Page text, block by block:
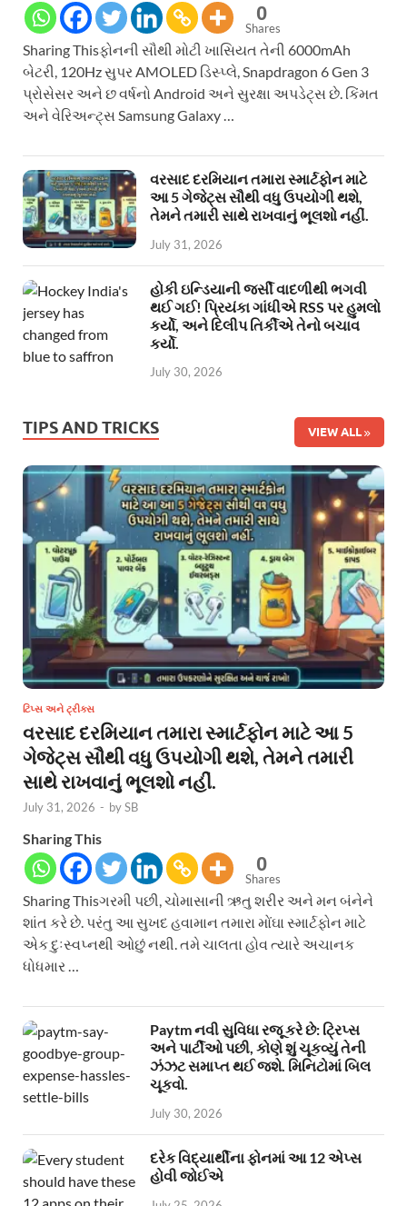
0
Shares
Sharing Thisફોનની સૌથી મોટી ખાસિયત તેની 6000mAh
બેટરી, 120Hz સુપર AMOLED ડિસ્પ્લે, Snapdragon 6 Gen 3
પ્રોસેસર અને છ વર્ષનો Android અને સુરક્ષા અપડેટ્સ છે. કિંમત
અને વેરિઅન્ટ્સ Samsung Galaxy …
વરસાદ દરમિયાન તમારા સ્માર્ટફોન માટે
આ 5 ગેજેટ્સ સૌથી વધુ ઉપયોગી થશે,
તેમને તમારી સાથે રાખવાનું ભૂલશો નહીં.
July 31, 2026
હોકી ઇન્ડિયાની જર્સી વાદળીથી ભગવી
થઈ ગઈ! પ્રિયંકા ગાંધીએ RSS પર હુમલો
કર્યો, અને દિલીપ તિર્કીએ તેનો બચાવ
કર્યો.
July 30, 2026
TIPS AND TRICKS VIEW ALL
ટિપ્સ અને ટ્રીક્સ
વરસાદ દરમિયાન તમારા સ્માર્ટફોન માટે આ 5
ગેજેટ્સ સૌથી વધુ ઉપયોગી થશે, તેમને તમારી
સાથે રાખવાનું ભૂલશો નહીં.
July 31, 2026 - bySB
Sharing This
0
Shares
Sharing Thisગરમી પછી, ચોમાસાની ઋતુ શરીર અને મન બંનેને
શાંત કરે છે. પરંતુ આ સુખદ હવામાન તમારા મોંઘા સ્માર્ટફોન માટે
એક દુઃસ્વપ્નથી ઓછું નથી. તમે ચાલતા હોવ ત્યારે અચાનક
ધોધમાર …
Paytm નવી સુવિધા રજૂ કરે છે: ટ્રિપ્સ
અને પાર્ટીઓ પછી, કોણે શું ચૂકવ્યું તેની
ઝંઝટ સમાપ્ત થઈ જશે. મિનિટોમાં બિલ
ચૂકવો.
July 30, 2026
દરેક વિદ્યાર્થીના ફોનમાં આ 12 એપ્સ
હોવી જોઈએ